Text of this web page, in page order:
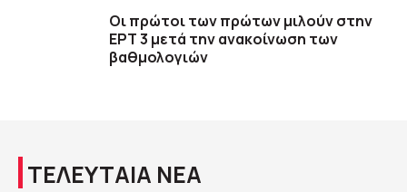
Οι πρώτοι των πρώτων μιλούν στην
ΕΡΤ 3 μετά την ανακοίνωση των
βαθμολογιών
ΤΕΛΕΥΤΑΙΑ ΝΕΑ